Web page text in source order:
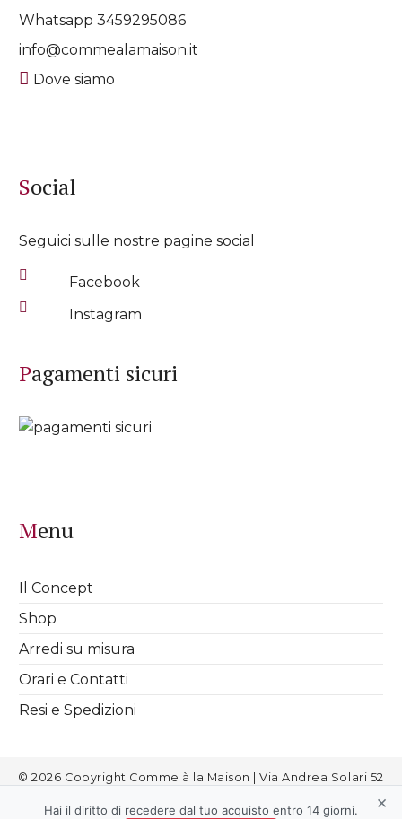
Whatsapp3459295086
info@commealamaison.it
Dove siamo
Social
Seguici sulle nostre pagine social
Facebook
Instagram
Pagamenti sicuri
Menu
Il Concept
Shop
Arredi su misura
Orari e Contatti
Resi e Spedizioni
© 2026 Copyright Comme à la Maison | Via Andrea Solari 52
Informativa Privacy | Termini e Condizioni |
Aggiorna le
Hai il diritto di recedere dal tuo acquisto entro 14 giorni. ×